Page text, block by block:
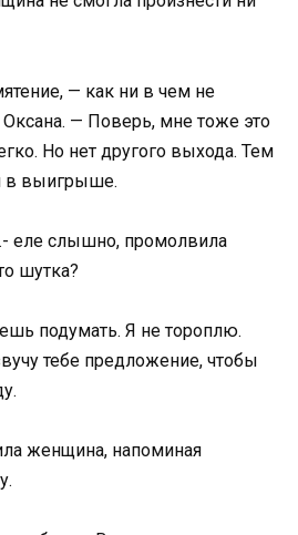
— как ни в чем не
— Поверь, мне тоже это
Но нет другого выхода. Тем
в выигрыше.
еле слышно, промолвила
шутка?
подумать. Я не тороплю.
тебе предложение, чтобы
женщина, напоминая